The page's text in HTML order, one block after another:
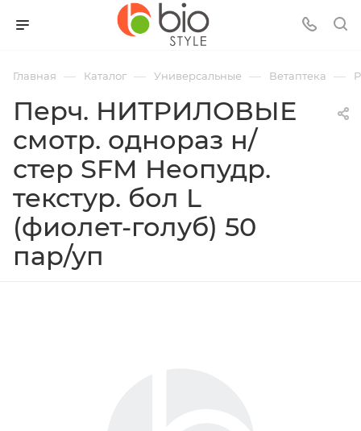
Главная — Каталог — Универсальные — Ветаптека —
Перч. НИТРИЛОВЫЕ
смотр. однораз н/
стер SFM Неопудр.
текстур. бол L
(фиолет-голуб) 50
пар/уп